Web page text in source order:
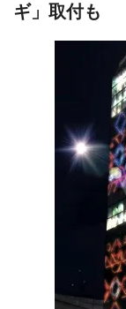
ギ」取付も